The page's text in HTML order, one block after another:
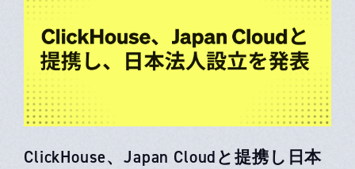
ClickHouse、Japan Cloudと提携し日本